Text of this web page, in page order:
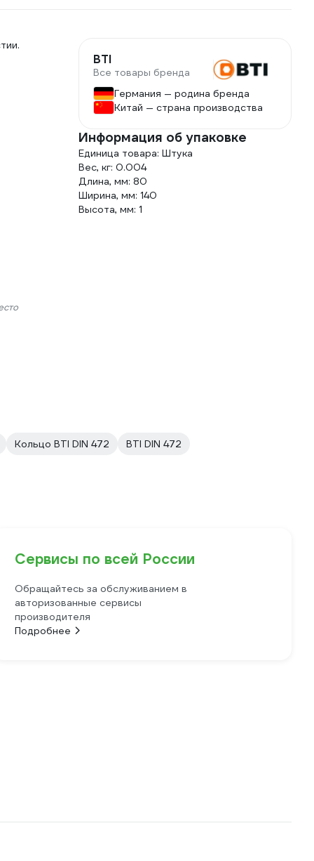
BTI
Все товары бренда
Германия — родина бренда
Китай — страна производства
Информация об упаковке
Единица товара: Штука
Вес, кг: 0.004
Длина, мм: 80
Ширина, мм: 140
Высота, мм: 1
Кольцо BTI DIN 472 BTI DIN 472
Сервисы по всей России
Обращайтесь за обслуживанием в
авторизованные сервисы
производителя
Подробнее